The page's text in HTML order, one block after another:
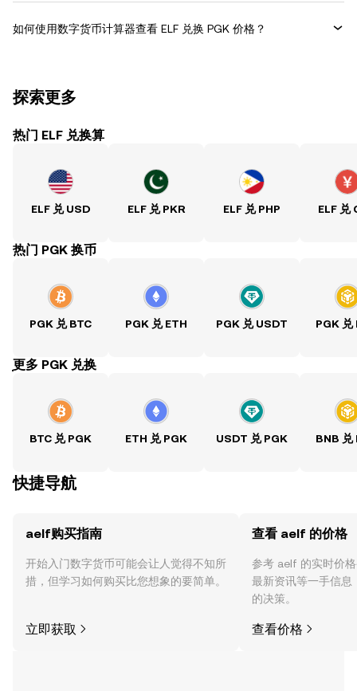
如何使用数字货币计算器查看 ELF 兑换 PGK 价格？
探索更多
热门 ELF 兑换算
ELF 兑 USD ELF 兑 PKR ELF 兑 PHP ELF 兑
热门 PGK 换币
PGK 兑 BTC PGK 兑 ETH PGK 兑 USDT PGK 兑
ִִִִִִִִִִִִִִִִִִִִִִִִִִִִִִִִִִִִִִִִִִִִִִִִ更多 PGK 兑换
BTC 兑 PGK ETH 兑 PGK USDT 兑 PGK BNB 兑
快捷导航
aelf购买指南
开始入门数字货币可能会让人觉得不知所
措，但学习如何购买比您想象的要简单。
立即获取
查看 aelf 的价格
参考 aelf 的实时价
最新资讯等一手信息
的决策。
查看价格